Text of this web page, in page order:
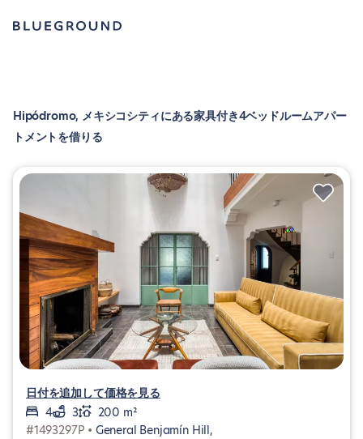
Hipódromo, メキシコシティにある家具付き4ベッドルームアパー
トメントを借りる
日付を追加して価格を見る
4
3
200 m²
#1493297P • General Benjamín Hill,